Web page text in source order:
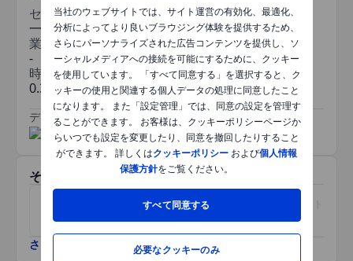
当社のウェブサイトでは、サイト運営の有効化、最適化、
分析によってより良いブラウジング体験を提供するため、
さらにパーソナライズされた広告コンテンツを提供し、ソ
ーシャルメディアへの接続を可能にするために、クッキー
を使用しています。 「すべて同意する」を選択すると、ク
ッキーの使用と関連する個人データの処理に同意したこと
になります。 また「設定管理」では、同意の設定を管理す
ることができます。 お客様は、クッキーポリシーページか
らいつでも設定を変更したり、同意を撤回したりすること
ができます。 詳しくはクッキーポリシー および個人情報
保護方針をご覧ください。
すべて同意する
必要なクッキーのみ
セクター
一般消費財
業種
-
時価総額
0.330357676bn
データ提供元
その他関連銘柄
ジャックス・パシフィック
さらに表示